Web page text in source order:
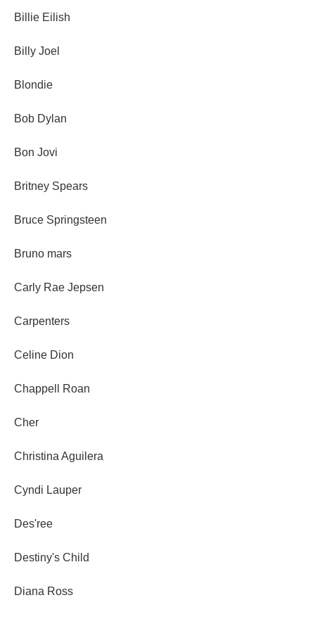
Billie Eilish
Billy Joel
Blondie
Bob Dylan
Bon Jovi
Britney Spears
Bruce Springsteen
Bruno mars
Carly Rae Jepsen
Carpenters
Celine Dion
Chappell Roan
Cher
Christina Aguilera
Cyndi Lauper
Des'ree
Destiny's Child
Diana Ross